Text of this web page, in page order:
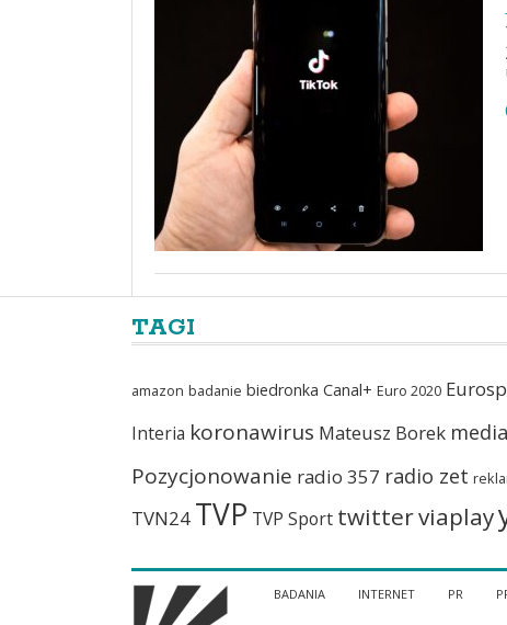
TAGI
amazon badanie biedronka Canal+ Euro 2020
Interia koronawirus Mateusz Borek
Pozycjonowanie radio 357 radio zet
TVN24 TVP TVP Sport twitterviaplay
BADANIA INTERNET PR